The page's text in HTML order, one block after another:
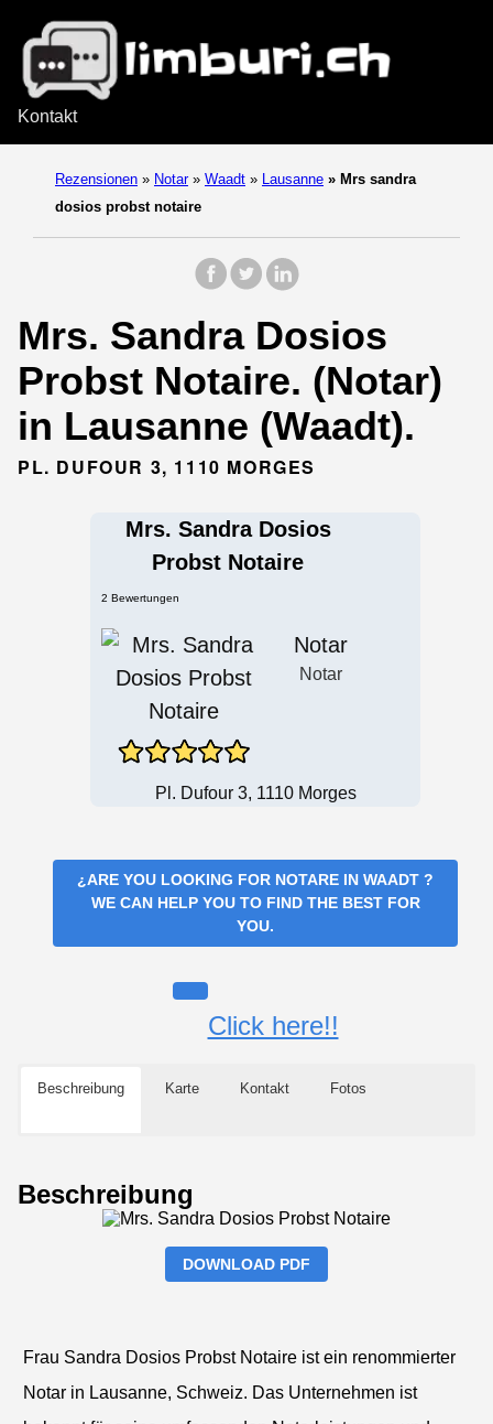
Kontakt
Rezensionen » Notar » Waadt » Lausanne » Mrs sandra
dosios probst notaire
Mrs. Sandra Dosios
Probst Notaire. (Notar)
in Lausanne (Waadt).
PL. DUFOUR 3, 1110 MORGES
Mrs. Sandra Dosios
Probst Notaire
2 Bewertungen
Notar
Notar
Pl. Dufour 3, 1110 Morges
¿ARE YOU LOOKING FOR NOTARE IN WAADT ?
WE CAN HELP YOU TO FIND THE BEST FOR
YOU.
Click here!!
Beschreibung Karte Kontakt Fotos
Beschreibung
DOWNLOAD PDF
Frau Sandra Dosios Probst Notaire ist ein renommierter
Notar in Lausanne, Schweiz. Das Unternehmen ist